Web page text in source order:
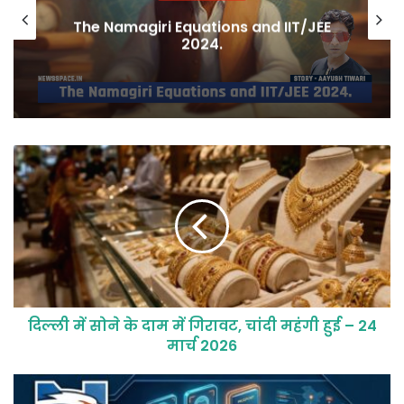
The Namagiri Equations and IIT/JEE
2024.
दिल्ली में सोने के दाम में गिरावट, चांदी महंगी हुई – 24
मार्च 2026